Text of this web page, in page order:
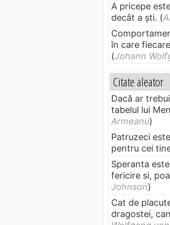
A pricepe
decât a ști. (
în care
(Johann
Citate aleator
Dacă ar
tabelul lui
Armeanu)
Patruzeci
pentru cei
Speranta
fericire si,
Johnson)
Cat de
dragostei,